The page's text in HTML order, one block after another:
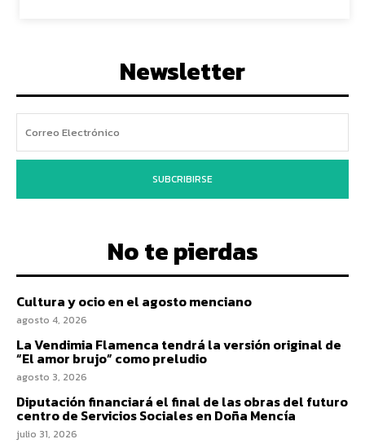
Newsletter
SUBCRIBIRSE
No te pierdas
Cultura y ocio en el agosto menciano
agosto 4, 2026
La Vendimia Flamenca tendrá la versión original de
“El amor brujo” como preludio
agosto 3, 2026
Diputación financiará el final de las obras del futuro
centro de Servicios Sociales en Doña Mencía
julio 31, 2026